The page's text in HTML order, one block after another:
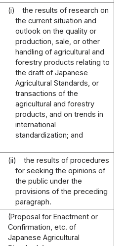
(i)
the results of research on
the current situation and
outlook on the quality or
production, sale, or other
handling of agricultural and
forestry products relating to
the draft of Japanese
Agricultural Standards, or
transactions of the
agricultural and forestry
products, and on trends in
international
standardization; and
(ii)
the results of procedures
for seeking the opinions of
the public under the
provisions of the preceding
paragraph.
(Proposal for Enactment or
Confirmation, etc. of
Japanese Agricultural